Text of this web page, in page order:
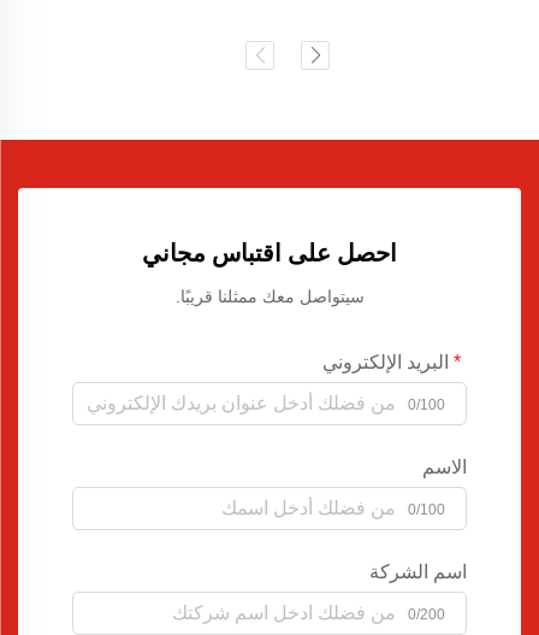
احصل على اقتباس مجاني
سيتواصل معك ممثلنا قريبًا.
البريد الإلكتروني
0/100
الاسم
0/100
اسم الشركة
0/200